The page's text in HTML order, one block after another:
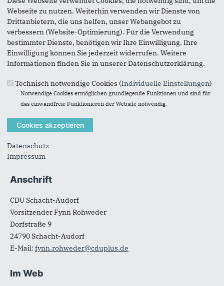
STARTSEITE
AKTUELLES
ÜBER UNS
Vorstand
TERMINE
Fußbereich
Anschrift
CDU Schacht-Audorf
Vorsitzender Fynn Rohweder
Dorfstraße 9
24790Schacht-Audorf
E-Mail: fynn.rohweder@cduplus.de
Im Web
Webseite zu nutzen. Weiterhin verwenden wir Dienste von
Drittanbietern, die uns helfen, unser Webangebot zu
verbessern (Website-Optimierung). Für die Verwendung
bestimmter Dienste, benötigen wir Ihre Einwilligung. Ihre
Einwilligung können Sie jederzeit widerrufen. Weitere
Informationen finden Sie in unserer Datenschutzerklärung.
Technisch notwendige Cookies (Individuelle Einstellungen)
Notwendige Cookies ermöglichen grundlegende Funktionen und sind für
das einwandfreie Funktionieren der Website notwendig.
Datenschutz
Impressum